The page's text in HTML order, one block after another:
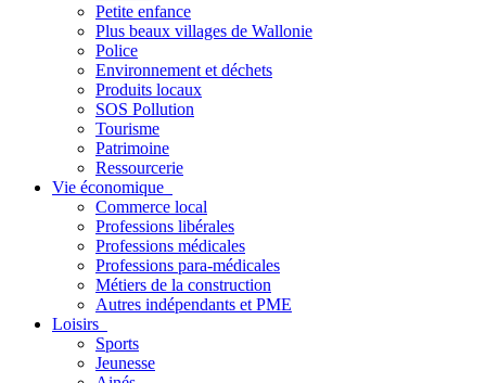
Petite enfance
Plus beaux villages de Wallonie
Police
Environnement et déchets
Produits locaux
SOS Pollution
Tourisme
Patrimoine
Ressourcerie
Vie économique
Commerce local
Professions libérales
Professions médicales
Professions para-médicales
Métiers de la construction
Autres indépendants et PME
Loisirs
Sports
Jeunesse